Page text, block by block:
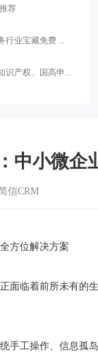
荐
行业宝藏免费 ...
识产权、国高申...
中小微企
信CRM
方位解决方案
面临着前所未有的
手工操作、信息孤